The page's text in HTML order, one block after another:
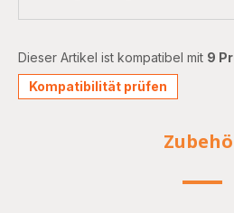
Dieser Artikel ist kompatibel mit 9
Kompatibilität prüfen